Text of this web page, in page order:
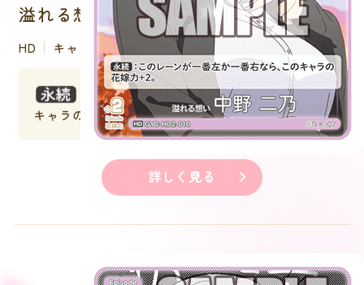
溢れる想い 中野 二乃
HD キャラクター
：このレーンが一番左か一番右なら、この
キャラの花嫁力＋２。
詳しく見る